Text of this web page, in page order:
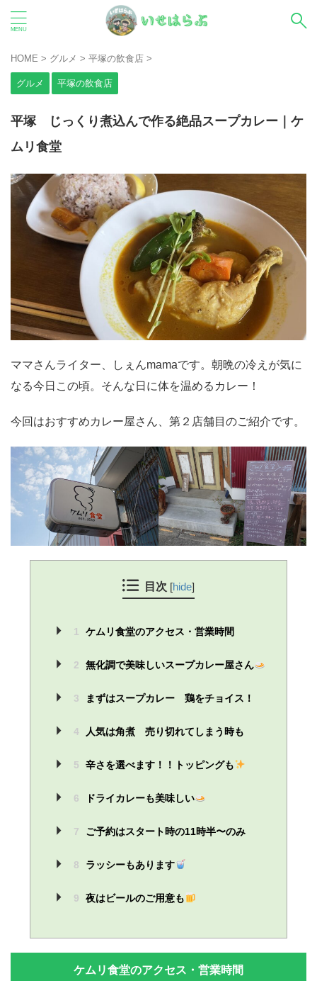
HOME > グルメ > 平塚の飲食店 >
グルメ 平塚の飲食店
平塚 じっくり煮込んで作る絶品スープカレー｜ケ
ムリ食堂
ママさんライター、しぇんmamaです。朝晩の冷えが気に
なる今日この頃。そんな日に体を温めるカレー！
今回はおすすめカレー屋さん、第２店舗目のご紹介です。
目次 [hide]
1 ケムリ食堂のアクセス・営業時間
2 無化調で美味しいスープカレー屋さん
3 まずはスープカレー 鶏をチョイス！
4 人気は角煮 売り切れてしまう時も
5 辛さを選べます！！トッピングも
6 ドライカレーも美味しい
7 ご予約はスタート時の11時半〜のみ
8 ラッシーもあります
9 夜はビールのご用意も
ケムリ食堂のアクセス・営業時間